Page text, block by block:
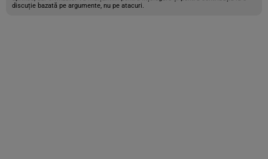
discuție bazată pe argumente, nu pe atacuri.